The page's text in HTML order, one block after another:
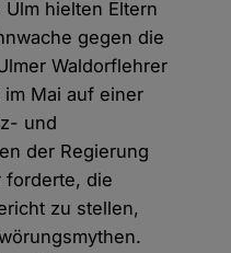
hielten Eltern
gegen die
Waldorflehrer
Mai auf einer
und
der Regierung
forderte, die
zu stellen,